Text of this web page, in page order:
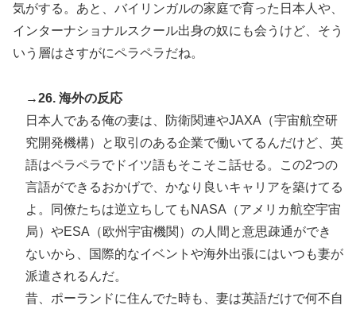
気がする。あと、バイリンガルの家庭で育った日本人や、
インターナショナルスクール出身の奴にも会うけど、そう
いう層はさすがにペラペラだね。
→26. 海外の反応
日本人である俺の妻は、防衛関連やJAXA（宇宙航空研
究開発機構）と取引のある企業で働いてるんだけど、英
語はペラペラでドイツ語もそこそこ話せる。この2つの
言語ができるおかげで、かなり良いキャリアを築けてる
よ。同僚たちは逆立ちしてもNASA（アメリカ航空宇宙
局）やESA（欧州宇宙機関）の人間と意思疎通ができ
ないから、国際的なイベントや海外出張にはいつも妻が
派遣されるんだ。
昔、ポーランドに住んでた時も、妻は英語だけで何不自